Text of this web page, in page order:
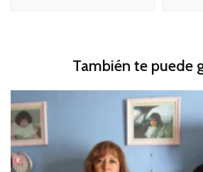
También te puede